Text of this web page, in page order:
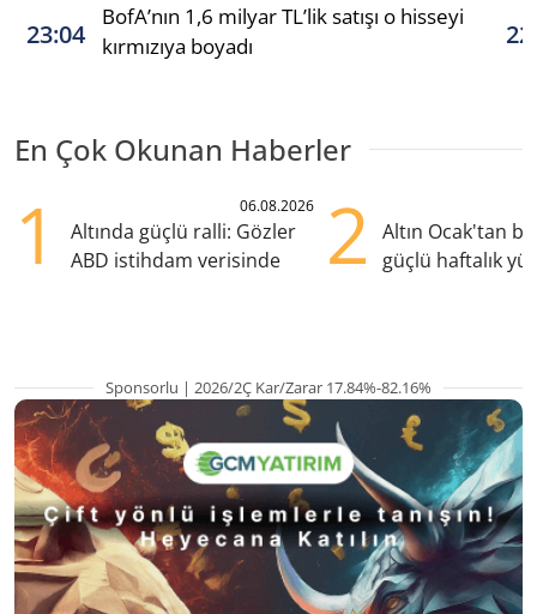
23:04
BofA’nın 1,6 milyar TL’lik satışı o hisseyi
kırmızıya boyadı
En Çok Okunan Haberler
1 06.08.2026
Altında güçlü ralli: Gözler
ABD istihdam verisinde
2
Altın Ocak'tan
güçlü haftalık
Sponsorlu | 2026/2Ç Kar/Zarar 17.84%-82.16%